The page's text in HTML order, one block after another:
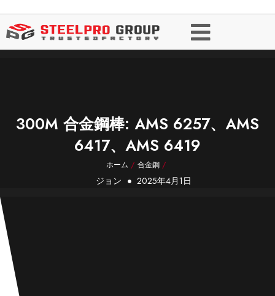
300M 合金鋼棒: AMS 6257、AMS
6417、AMS 6419
ホーム / 合金鋼 /
ジョン 2025年4月1日